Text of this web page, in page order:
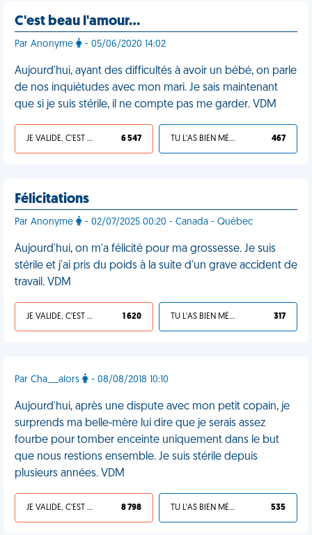
C'est beau l'amour…
Par Anonyme - 05/06/2020 14:02
Aujourd'hui, ayant des difficultés à avoir un bébé, on parle
de nos inquiétudes avec mon mari. Je sais maintenant
que si je suis stérile, il ne compte pas me garder. VDM
JE VALIDE, C'EST UNE VDM 6 547 TU L'AS BIEN MÉRITÉ 467
Félicitations
Par Anonyme - 02/07/2025 00:20 - Canada - Québec
Aujourd'hui, on m'a félicité pour ma grossesse. Je suis
stérile et j'ai pris du poids à la suite d'un grave accident de
travail. VDM
JE VALIDE, C'EST UNE VDM 1 620 TU L'AS BIEN MÉRITÉ 317
Par Cha__alors - 08/08/2018 10:10
Aujourd'hui, après une dispute avec mon petit copain, je
surprends ma belle-mère lui dire que je serais assez
fourbe pour tomber enceinte uniquement dans le but
que nous restions ensemble. Je suis stérile depuis
plusieurs années. VDM
JE VALIDE, C'EST UNE VDM 8 798 TU L'AS BIEN MÉRITÉ 535